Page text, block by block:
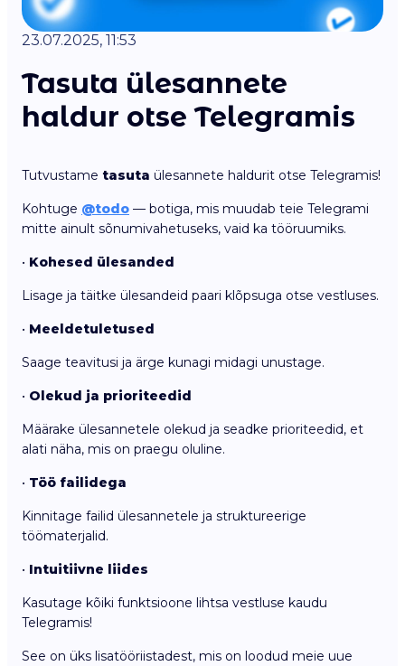
23.07.2025, 11:53
Tasuta ülesannete
haldur otse Telegramis
Tutvustame tasuta ülesannete haldurit otse Telegramis!
Kohtuge @todo — botiga, mis muudab teie Telegrami
mitte ainult sõnumivahetuseks, vaid ka tööruumiks.
• Kohesed ülesanded
Lisage ja täitke ülesandeid paari klõpsuga otse vestluses.
• Meeldetuletused
Saage teavitusi ja ärge kunagi midagi unustage.
• Olekud ja prioriteedid
Määrake ülesannetele olekud ja seadke prioriteedid, et
alati näha, mis on praegu oluline.
• Töö failidega
Kinnitage failid ülesannetele ja struktureerige
töömaterjalid.
• Intuitiivne liides
Kasutage kõiki funktsioone lihtsa vestluse kaudu
Telegramis!
See on üks lisatööriistadest, mis on loodud meie uue